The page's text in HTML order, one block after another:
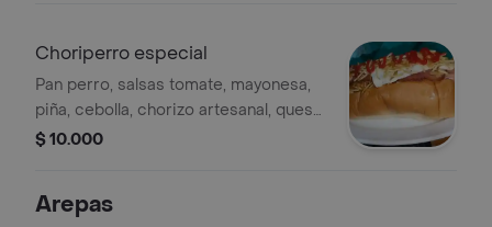
Choriperro especial
Pan perro, salsas tomate, mayonesa,
piña, cebolla, chorizo artesanal, queso
costeño, ripio, queso mozzarella,
$ 10.000
Arepas